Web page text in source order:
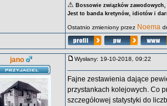
⚠ Bossowie związków
Jest to banda kretynów, idiotów i
Ostatnio zmieniony przez Noema
jano Wysłany: 19-10-2018, 09:22
Fajne zestawienia dające
przystankach kolejowych. Co
szczegółowej statystyki do